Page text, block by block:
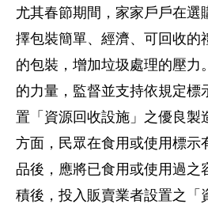
尤其春節期間，家家戶戶在選
擇包裝簡單、經濟、可回收的
的包裝，增加垃圾處理的壓力
的力量，監督並支持依規定標
置「資源回收設施」之優良製
方面，民眾在食用或使用標示
品後，應將已食用或使用過之
積後，投入販賣業者設置之「